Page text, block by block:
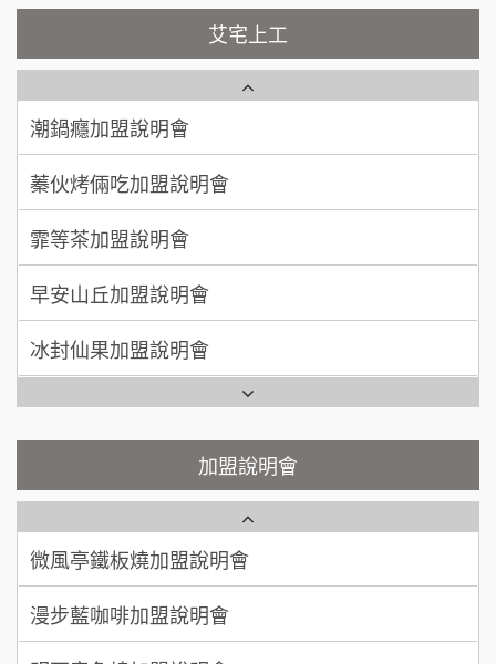
加盟預算
周 先生/小姐 台北
加盟預算 100萬 ~150萬
徐 先生/小姐 新北市
加盟預算
何 先生/小姐
加盟預算
呂 先生/小姐
加盟預算 200萬~400萬
顏 先生/小姐 台北市
廖 先生/小姐 高雄市
加盟預算
艾宅上工
NU PASTA義大利麵加盟說明會
潮鍋癮加盟說明會
蓁伙烤倆吃加盟說明會
霏等茶加盟說明會
早安山丘加盟說明會
冰封仙果加盟說明會
Ramble Café 漫步藍咖啡加盟說明會
微風亭鐵板燒加盟說明會
【曉妍美妝】誠徵行政櫃檯
自助洗衣店誠徵代洗收送人員(台中市)
MUSHEN徵SPA美容芳療師
加盟說明會
藍象廷泰式火鍋加盟說明會
日十。早午食加盟說明會
上宇林加盟說明會
莫尼早餐Morni加盟說明會
手作功夫茶加盟說明會
SHARE TEA歇腳亭加盟說明會
潮味決-湯滷專門店加盟說明會
鮮茶道加盟說明會
微風亭鐵板燒加盟說明會
漫步藍咖啡加盟說明會
明石章魚燒加盟說明會